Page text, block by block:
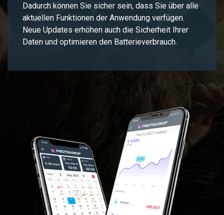
Dadurch können Sie sicher sein, dass Sie über alle
aktuellen Funktionen der Anwendung verfügen.
Neue Updates erhöhen auch die Sicherheit Ihrer
Daten und optimieren den Batterieverbrauch.